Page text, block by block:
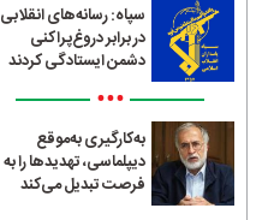
سپاه: رسانه‌های انقلابی
در برابر دروغ‌پراکنی
دشمن ایستادگی کردند
•••
به‌کارگیری به‌موقع
دیپلماسی، تهدیدها را به
فرصت تبدیل می‌کند